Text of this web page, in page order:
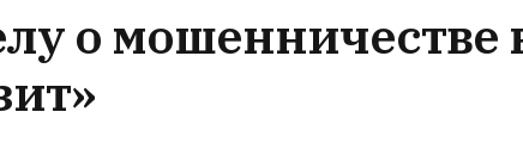
о мошенничестве